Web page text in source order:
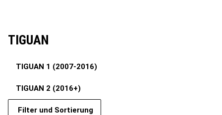
TIGUAN
TIGUAN 1 (2007-2016)
TIGUAN 2 (2016+)
Filter und Sortierung